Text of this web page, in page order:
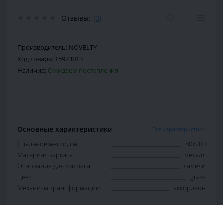
Отзывы: (0)
Производитель: NOVELTY
Код товара: 15973013
Наличие: Ожидаем поступления
Основные характеристики Все характеристики
Спальное место, см:
80х200
Материал каркаса:
металл
Основание для матраса:
ламели
Цвет:
grass
Механизм трансформации:
аккордеон